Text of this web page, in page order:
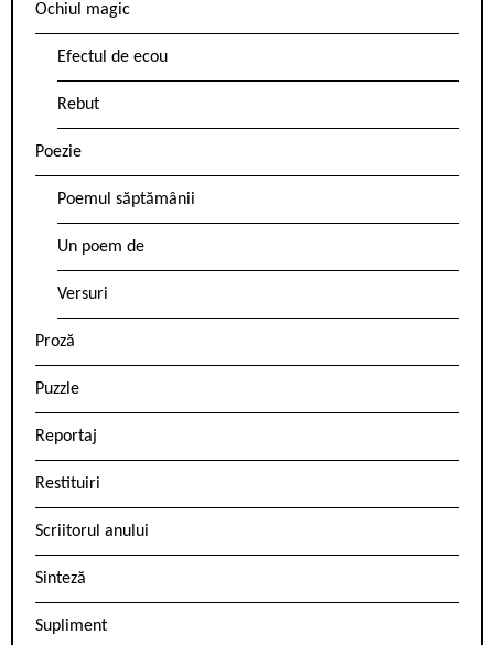
Ochiul magic
Efectul de ecou
Rebut
Poezie
Poemul săptămânii
Un poem de
Versuri
Proză
Puzzle
Reportaj
Restituiri
Scriitorul anului
Sinteză
Supliment